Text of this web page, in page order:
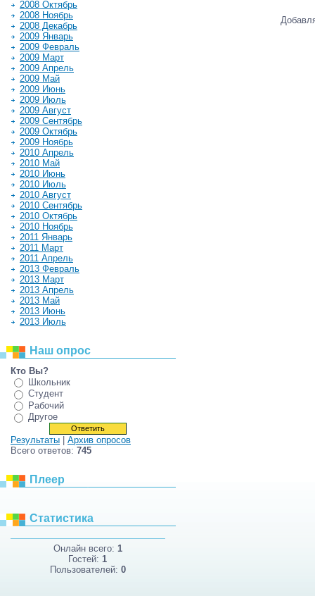
2008 Октябрь
2008 Ноябрь
2008 Декабрь
2009 Январь
2009 Февраль
2009 Март
2009 Апрель
2009 Май
2009 Июнь
2009 Июль
2009 Август
2009 Сентябрь
2009 Октябрь
2009 Ноябрь
2010 Апрель
2010 Май
2010 Июнь
2010 Июль
2010 Август
2010 Сентябрь
2010 Октябрь
2010 Ноябрь
2011 Январь
2011 Март
2011 Апрель
2013 Февраль
2013 Март
2013 Апрель
2013 Май
2013 Июнь
2013 Июль
Наш опрос
Кто Вы?
Школьник
Студент
Рабочий
Другое
Результаты
Архив опросов
Всего ответов: 745
Плеер
Статистика
Онлайн всего: 1
Гостей:1
Пользователей: 0